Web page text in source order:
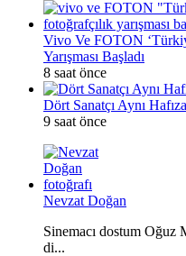
Vivo Ve FOTON
Yarışması Başladı
8 saat önce
Dört Sanatçı Aynı
9 saat önce
Nevzat Doğan
Sinemacı dostum Oğuz
di...